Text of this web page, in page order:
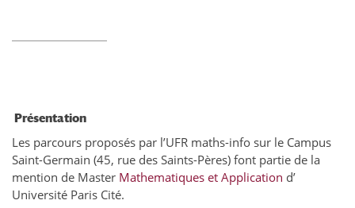
Présentation
Les parcours proposés par l’UFR maths-info sur le Campus
Saint-Germain (45, rue des Saints-Pères) font partie de la
mention de Master Mathematiques et Application d’
Université Paris Cité.